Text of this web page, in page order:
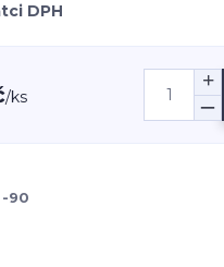
DPH
/ks
-90